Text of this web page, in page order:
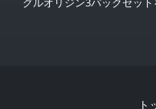
ト